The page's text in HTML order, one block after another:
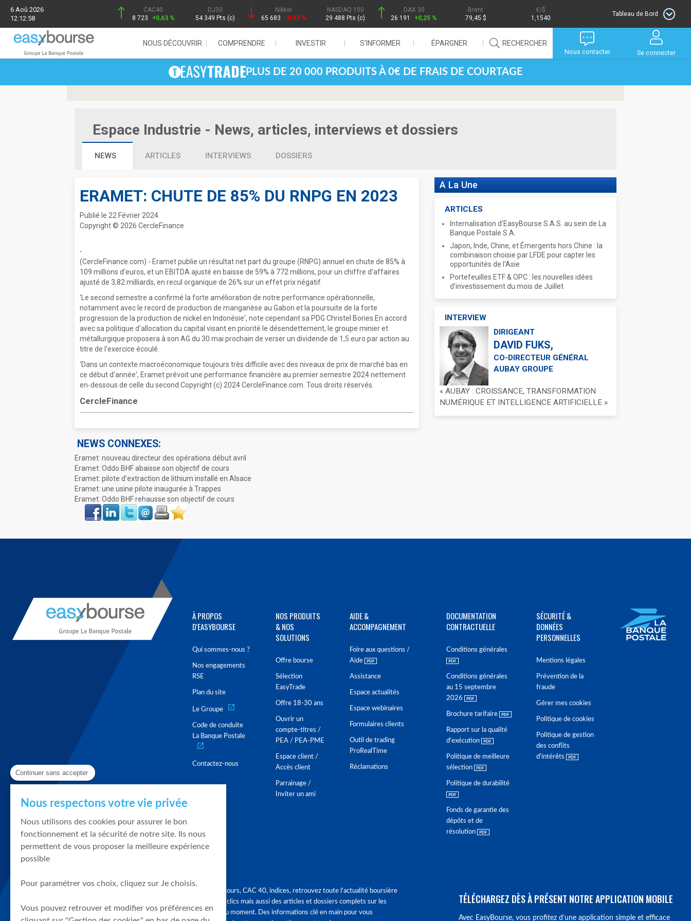
6 Aoû 2026
12:12:58
CAC40
8 723
+0,63 %
DJ30
54 349 Pts (c)
Nikkei
65 683
-0,93 %
NASDAQ 100
29 488 Pts (c)
DAX 30
26 191
+0,25 %
Brent
79,45 $
/$
1,1540
Tableau de Bord
NOUS DÉCOUVRIR COMPRENDRE INVESTIR S'INFORMER ÉPARGNER RECHERCHER
Nous contacter Se connecter
PLUS DE 20 000 PRODUITS À 0€ DE FRAIS DE COURTAGE
Espace Industrie - News, articles, interviews et dossiers
NEWS ARTICLES INTERVIEWS DOSSIERS
ERAMET: CHUTE DE 85% DU RNPG EN 2023
Publié le 22 Février 2024
Copyright © 2026 CercleFinance
-
(CercleFinance.com) - Eramet publie un résultat net part du groupe (RNPG) annuel en chute de 85% à
109 millions d'euros, et un EBITDA ajusté en baisse de 59% à 772 millions, pour un chiffre d'affaires
ajusté de 3,82 milliards, en recul organique de 26% sur un effet prix négatif.
'Le second semestre a confirmé la forte amélioration de notre performance opérationnelle,
notamment avec le record de production de manganèse au Gabon et la poursuite de la forte
progression de la production de nickel en Indonésie', note cependant sa PDG Christel Bories.En accord
avec sa politique d'allocation du capital visant en priorité le désendettement, le groupe minier et
métallurgique proposera à son AG du 30 mai prochain de verser un dividende de 1,5 euro par action au
titre de l'exercice écoulé.
'Dans un contexte macroéconomique toujours très difficile avec des niveaux de prix de marché bas en
ce début d'année', Eramet prévoit une performance financière au premier semestre 2024 nettement
en-dessous de celle du second.Copyright (c) 2024 CercleFinance.com. Tous droits réservés.
CercleFinance
NEWS CONNEXES:
Eramet: nouveau directeur des opérations début avril
Eramet: Oddo BHF abaisse son objectif de cours
Eramet: pilote d'extraction de lithium installé en Alsace
Eramet: une usine pilote inaugurée à Trappes
Eramet: Oddo BHF rehausse son objectif de cours
Face
book
LinkIn Twitter Envoyer ImprimerFavoris
A La Une
ARTICLES
Internalisation d'EasyBourse S.A.S. au sein de La
Banque Postale S.A.
Japon, Inde, Chine, et Émergents hors Chine : la
combinaison choisie par LFDE pour capter les
opportunités de l'Asie
Portefeuilles ETF & OPC : les nouvelles idées
d'investissement du mois de Juillet
INTERVIEW
DIRIGEANT
DAVID FUKS,
CO-DIRECTEUR GÉNÉRAL
AUBAY GROUPE
« AUBAY : CROISSANCE, TRANSFORMATION
NUMÉRIQUE ET INTELLIGENCE ARTIFICIELLE »
À PROPOS
D'EASYBOURSE
Qui sommes-nous ?
Nos engagements
RSE
Plan du site
Le Groupe
Code de conduite
La Banque Postale
Contactez-nous
NOS PRODUITS
& NOS
SOLUTIONS
Offre bourse
Sélection
EasyTrade
Offre 18-30 ans
Ouvrir un
compte-titres /
PEA / PEA-PME
Espace client /
Accès client
Parrainage /
Inviter un ami
AIDE &
ACCOMPAGNEMENT
Foire aux questions /
Aide
Assistance
Espace actualités
Espace webinaires
Formulaires clients
Outil de trading
ProRealTime
Réclamations
DOCUMENTATION
CONTRACTUELLE
Conditions générales
Conditions générales
au 15 septembre
2026
Brochure tarifaire
Rapport sur la qualité
d'exécution
Politique de meilleure
sélection
Politique de durabilité
Fonds de garantie des
dépôts et de
résolution
SÉCURITÉ &
DONNÉES
PERSONNELLES
Mentions légales
Prévention de la
fraude
Gérer mes cookies
Politique de cookies
Politique de gestion
des conflits
d'intérêts
Graphique, cours, CAC 40, indices, retrouvez toute l'actualité boursière
en quelques clics mais aussi des articles et dossiers complets sur les
tendances du moment. Des informations clé en main pour vous
TÉLÉCHARGEZ DÈS À PRÉSENT NOTRE APPLICATION MOBILE
Avec EasyBourse, vous profitez d’une application simple et efficace
Continuer sans accepter
Nous respectons votre vie privée
Nous utilisons des cookies pour assurer le bon
fonctionnement et la sécurité de notre site. Ils nous
permettent de vous proposer la meilleure expérience
possible
Pour paramétrer vos choix, cliquez sur Je choisis.
Vous pouvez retrouver et modifier vos préférences en